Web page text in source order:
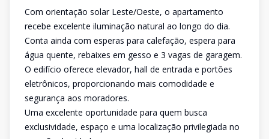
Com orientação solar Leste/Oeste, o apartamento
recebe excelente iluminação natural ao longo do dia.
Conta ainda com esperas para calefação, espera para
água quente, rebaixes em gesso e 3 vagas de garagem.
O edifício oferece elevador, hall de entrada e portões
eletrônicos, proporcionando mais comodidade e
segurança aos moradores.
Uma excelente oportunidade para quem busca
exclusividade, espaço e uma localização privilegiada no